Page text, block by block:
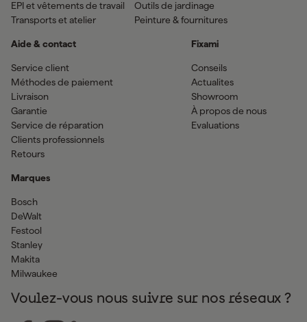
EPI et vêtements de travail
Transports et atelier
Outils de jardinage
Peinture & fournitures
Aide & contact
Service client
Méthodes de paiement
Livraison
Garantie
Service de réparation
Clients professionnels
Retours
Marques
Bosch
DeWalt
Festool
Stanley
Makita
Milwaukee
Fixami
Conseils
Actualites
Showroom
À propos de nous
Evaluations
Voulez-vous nous suivre sur nos réseaux ?